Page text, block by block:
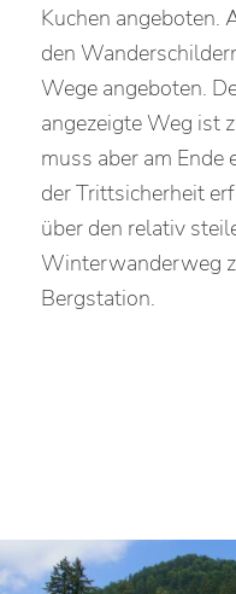
Kuchen angeboten.
den
Wege angeboten.
angezeigte Weg ist
muss aber am Ende
der Trittsicherheit
über den relativ
Winterwanderweg
Bergstation.